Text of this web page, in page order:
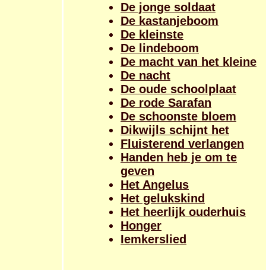
De jonge soldaat
De kastanjeboom
De kleinste
De lindeboom
De macht van het kleine
De nacht
De oude schoolplaat
De rode Sarafan
De schoonste bloem
Dikwijls schijnt het
Fluisterend verlangen
Handen heb je om te
geven
Het Angelus
Het gelukskind
Het heerlijk ouderhuis
Honger
Iemkerslied